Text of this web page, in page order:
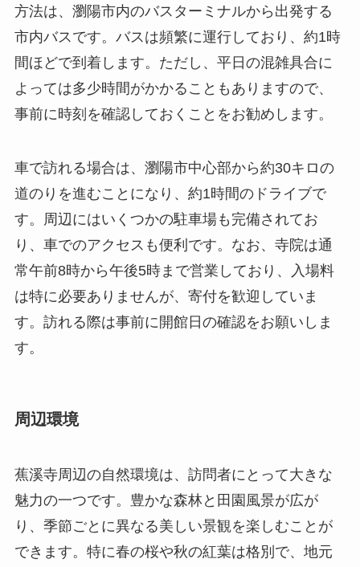
車で訪れる場合は、瀏陽市中心部から約30キロの
道のりを進むことになり、約1時間のドライブで
す。周辺にはいくつかの駐車場も完備されてお
り、車でのアクセスも便利です。なお、寺院は通
は特に必要ありませんが、寄付を歓迎していま
す。訪れる際は事前に開館日の確認をお願いしま
す。
周辺環境
蕉溪寺周辺の自然環境は、訪問者にとって大きな
できます。特に春の桜や秋の紅葉は格別で、地元
ースがあります。
また、寺院の近くには数軒の地元レストランがあ
り、新鮮な地元食材を使った食事を楽しむことが